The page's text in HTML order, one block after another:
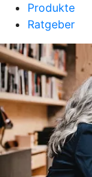
Produkte
Ratgeber